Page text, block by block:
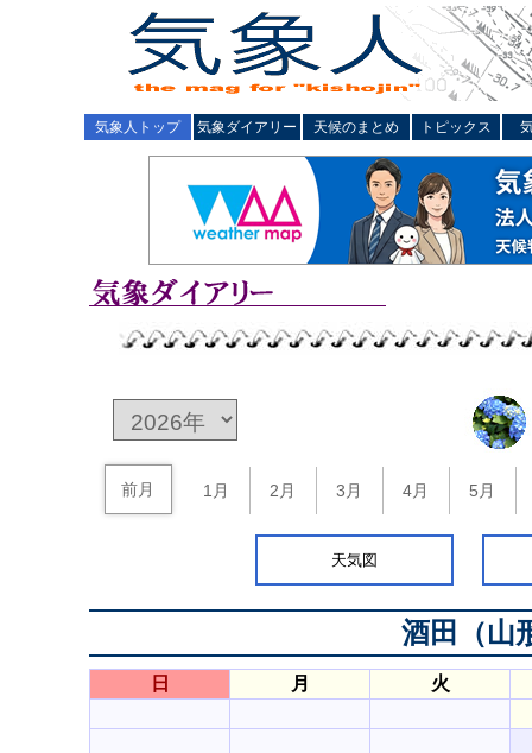
気象人トップ 気象ダイアリー 天候のまとめ トピックス
前月 1月 2月 3月 4月 5月
天気図
酒田（山
日 月 火